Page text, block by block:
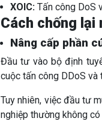
XOIC: Tấn công DoS
Cách chống lại
Nâng cấp phần
Đầu tư vào bộ định
cuộc tấn công DDoS và
Tuy nhiên, việc đầu tư
nghiệp thường không